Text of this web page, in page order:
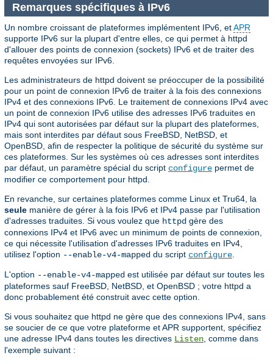
Remarques spécifiques à IPv6
Un nombre croissant de plateformes implémentent IPv6, etAPR
supporte IPv6 sur la plupart d'entre elles, ce qui permet à httpd
d'allouer des points de connexion (sockets) IPv6 et de traiter des
requêtes envoyées sur IPv6.
Les administrateurs de httpd doivent se préoccuper de la possibilité
pour un point de connexion IPv6 de traiter à la fois des connexions
IPv4 et des connexions IPv6. Le traitement de connexions IPv4 avec
un point de connexion IPv6 utilise des adresses IPv6 traduites en
IPv4 qui sont autorisées par défaut sur la plupart des plateformes,
mais sont interdites par défaut sous FreeBSD, NetBSD, et
OpenBSD, afin de respecter la politique de sécurité du système sur
ces plateformes. Sur les systèmes où ces adresses sont interdites
par défaut, un paramètre spécial du script configure permet de
modifier ce comportement pour httpd.
En revanche, sur certaines plateformes comme Linux et Tru64, la
seule manière de gérer à la fois IPv6 et IPv4 passe par l'utilisation
d'adresses traduites. Si vous voulez que httpd gère des
connexions IPv4 et IPv6 avec un minimum de points de connexion,
ce qui nécessite l'utilisation d'adresses IPv6 traduites en IPv4,
utilisez l'option --enable-v4-mapped du script configure
L'option --enable-v4-mapped est utilisée par défaut sur toutes les
plateformes sauf FreeBSD, NetBSD, et OpenBSD ; votre httpd a
donc probablement été construit avec cette option.
Si vous souhaitez que httpd ne gère que des connexions IPv4, sans
se soucier de ce que votre plateforme et APR supportent, spécifiez
une adresse IPv4 dans toutes les directives Listen , comme dans
l'exemple suivant :